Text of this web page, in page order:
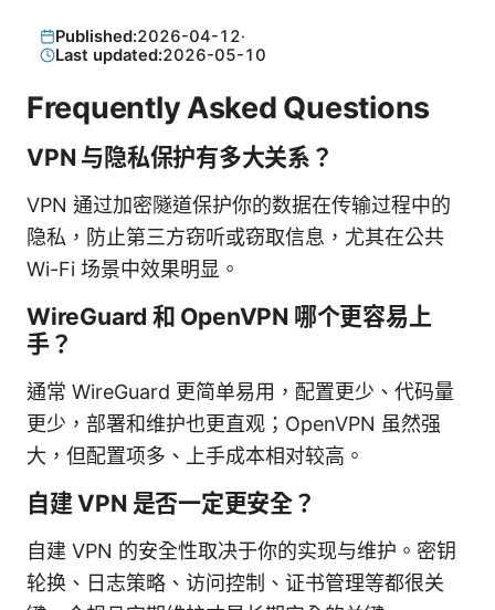
Published:2026-04-12·
Last updated:2026-05-10
Frequently Asked Questions
VPN 与隐私保护有多大关系？
VPN 通过加密隧道保护你的数据在传输过程中的
隐私，防止第三方窃听或窃取信息，尤其在公共
Wi-Fi 场景中效果明显。
WireGuard 和 OpenVPN 哪个更容易上
手？
通常 WireGuard 更简单易用，配置更少、代码量
更少，部署和维护也更直观；OpenVPN 虽然强
大，但配置项多、上手成本相对较高。
自建 VPN 是否一定更安全？
自建 VPN 的安全性取决于你的实现与维护。密钥
轮换、日志策略、访问控制、证书管理等都很关